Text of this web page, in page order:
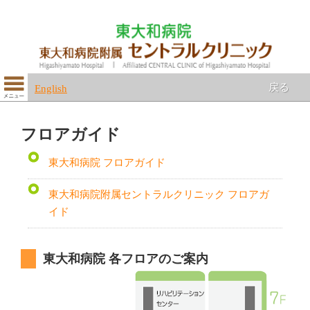
English 戻る
フロアガイド
東大和病院 フロアガイド
東大和病院附属セントラルクリニック フロアガ
イド
東大和病院 各フロアのご案内